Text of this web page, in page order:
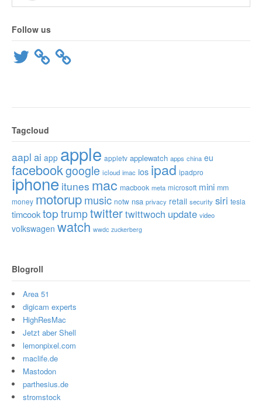
Follow us
Twitter
Tagcloud
aapl ai app apple appletv applewatch apps china eu
facebookgoogle icloud imac ios ipad ipadpro
iphone itunes mac macbook meta microsoft mini mm
money motorupmusic notw nsa privacy retail security siri tesla
timcooktop trumptwittertwittwoch update video
volkswagen watch wwdc zuckerberg
Blogroll
Area 51
digicam experts
HighResMac
Jetzt aber Shell
lemonpixel.com
maclife.de
Mastodon
parthesius.de
stromstock